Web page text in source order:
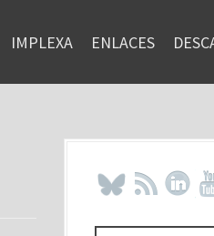
IMPLEXA ENLACES